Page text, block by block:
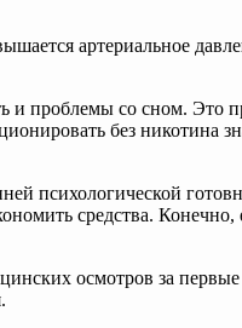
артериальное
и проблемы со сном.
без никотина
психологической
средства.
осмотров за